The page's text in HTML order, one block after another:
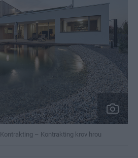
Kontrakting – Kontrakting krov hrou